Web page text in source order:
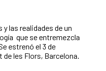
las realidades de un
que se entremezcla
estrenó el 3 de
de les Flors, Barcelona.